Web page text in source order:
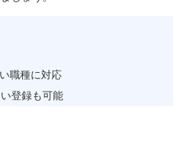
職種に対応
登録も可能